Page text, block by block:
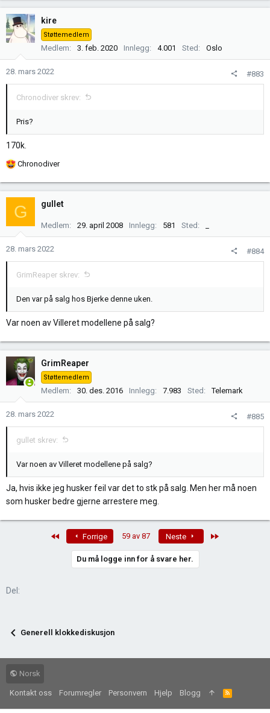
kire
Støttemedlem
Medlem 3. feb. 2020 Innlegg 4.001 Sted Oslo
28. mars 2022 #883
Chronodiver skrev:
Pris?
170k.
R
k
s
n
e
r
Chronodiver
G gullet
Medlem 29. april 2008 Innlegg 581 Sted
28. mars 2022 #884
GrimReaper skrev:
Den var på salg hos Bjerke denne uken.
Var noen av Villeret modellene på salg?
GrimReaper
Støttemedlem
Medlem 30. des. 2016 Innlegg 7.983 Sted Telemark
28. mars 2022 #885
gullet skrev:
Var noen av Villeret modellene på salg?
Ja, hvis ikke jeg husker feil var det to stk på salg. Men her må noen
som husker bedre gjerne arrestere meg.
Forrige 59 av 87 Neste
Du må logge inn for å svare her.
Del:
Generell klokkediskusjon
Norsk
Kontakt oss Forumregler Personvern Hjelp Blogg
R
S